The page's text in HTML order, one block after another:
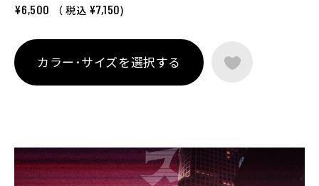
¥6,500 （ 税込 ¥7,150)
カラー･サイズを選択する